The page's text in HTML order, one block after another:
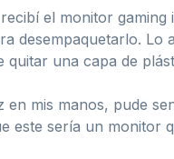
el monitor
desempaquetarlo.
una capa de
mis manos, pude
este sería un monitor